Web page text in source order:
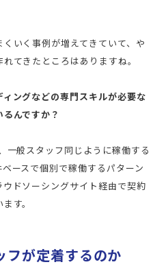
いく事例が増えてきていて、や
てきたところはありますね。
ングなどの専門スキルが必要な
んですか？
一般スタッフ同じように稼働する
ースで個別で稼働するパターン
ドソーシングサイト経由で契約
す。
フが定着するのか